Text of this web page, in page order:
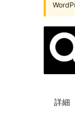
索
詳細